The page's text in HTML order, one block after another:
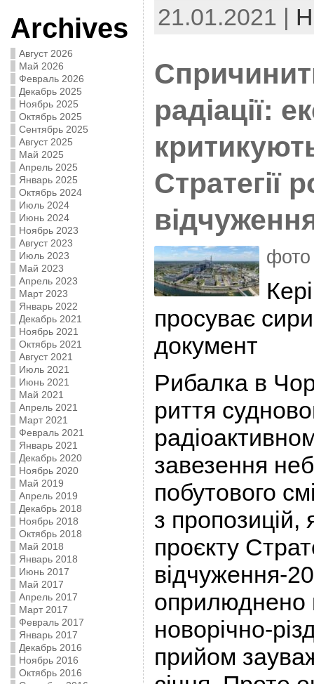
Archives
Август 2026
Май 2026
Февраль 2026
Декабрь 2025
Ноябрь 2025
Октябрь 2025
Сентябрь 2025
Август 2025
Май 2025
Апрель 2025
Январь 2025
Октябрь 2024
Июль 2024
Июнь 2024
Ноябрь 2023
Август 2023
Июль 2023
Май 2023
Апрель 2023
Март 2023
Январь 2022
Декабрь 2021
Ноябрь 2021
Октябрь 2021
Август 2021
Июль 2021
Июнь 2021
Май 2021
Апрель 2021
Март 2021
Февраль 2021
Январь 2021
Декабрь 2020
Ноябрь 2020
Май 2019
Апрель 2019
Декабрь 2018
Ноябрь 2018
Октябрь 2018
Май 2018
Январь 2018
Июнь 2017
Май 2017
Апрель 2017
Март 2017
Февраль 2017
Январь 2017
Декабрь 2016
Ноябрь 2016
Октябрь 2016
21.01.2021 |
радіації:
Стратегії
просуває
документ
Рибалка в
риття
завезення
побутового
з пропозицій,
проєкту
відчуження-
оприлюднено
новорічно-
прийом